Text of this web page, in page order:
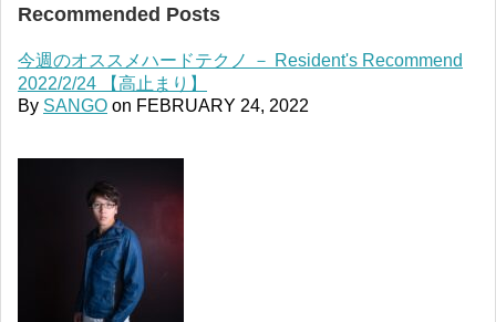
Recommended Posts
今週のオススメハードテクノ － Resident's Recommend
2022/2/24 【高止まり】
By SANGO on FEBRUARY 24, 2022